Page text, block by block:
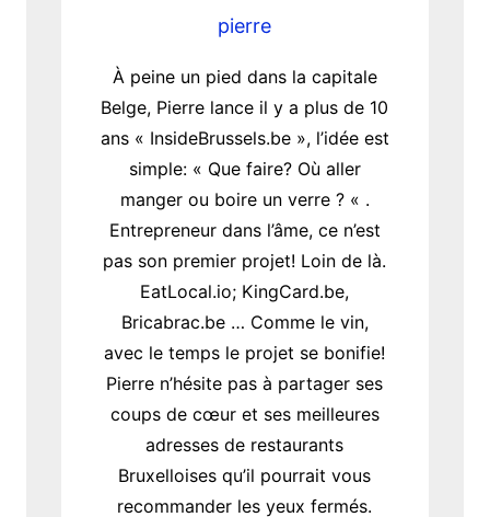
pierre
À peine un pied dans la capitale
Belge, Pierre lance il y a plus de 10
ans « InsideBrussels.be », l’idée est
simple: « Que faire? Où aller
manger ou boire un verre ? « .
Entrepreneur dans l’âme, ce n’est
pas son premier projet! Loin de là.
EatLocal.io; KingCard.be,
Bricabrac.be … Comme le vin,
avec le temps le projet se bonifie!
Pierre n’hésite pas à partager ses
coups de cœur et ses meilleures
adresses de restaurants
Bruxelloises qu’il pourrait vous
recommander les yeux fermés.